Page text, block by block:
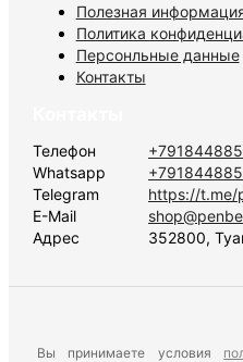
Полезная
Политика
Персонльные данные
Контакты
Телефон
Whatsapp
Telegram
https://t.me/
E-Mail
Адрес
352800,
Вы принимаете условия